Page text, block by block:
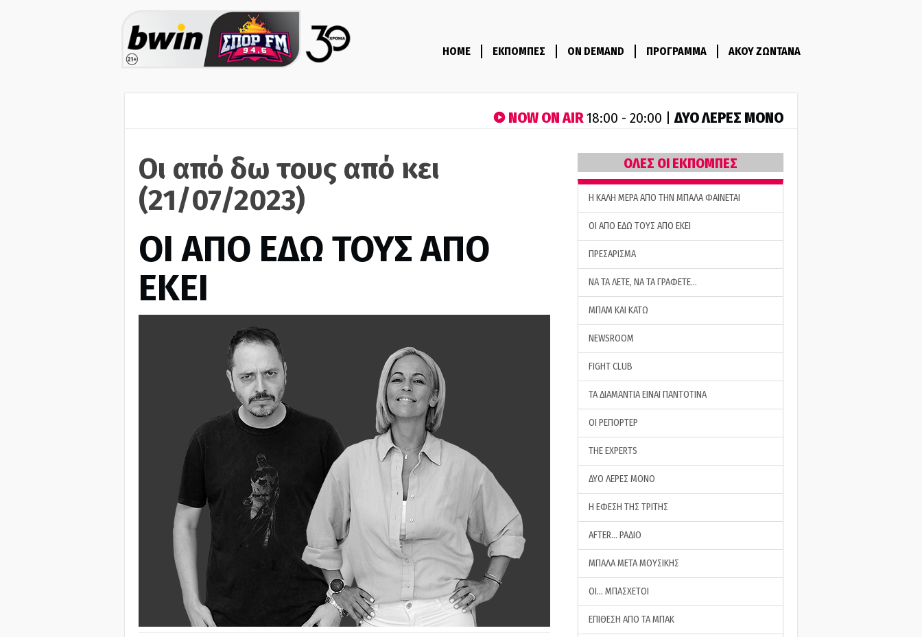
HOME ΕΚΠΟΜΠΕΣ ON DEMAND ΠΡΟΓΡΑΜΜΑ ΑΚΟΥ ΖΩΝΤΑΝΑ
NOW ON AIR18:00 - 20:00 |ΔΥΟ ΛΕΡΕΣ ΜΟΝΟ
Οι από δω τους από κει
(21/07/2023)
ΟΙ ΑΠΟ ΕΔΩ ΤΟΥΣ ΑΠΟ
ΕΚΕΙ
ΟΛΕΣ ΟΙ ΕΚΠΟΜΠΕΣ
H ΚΑΛΗ ΜΕΡΑ ΑΠΟ ΤΗΝ ΜΠΑΛΑ ΦΑΙΝΕΤΑΙ
ΟΙ ΑΠΟ ΕΔΩ ΤΟΥΣ ΑΠΟ ΕΚΕΙ
ΠΡΕΣΑΡΙΣΜΑ
ΝΑ ΤΑ ΛΕΤΕ, ΝΑ ΤΑ ΓΡΑΦΕΤΕ…
ΜΠΑΜ ΚΑΙ ΚΑΤΩ
NEWSROOM
FIGHT CLUB
ΤΑ ΔΙΑΜΑΝΤΙΑ ΕΙΝΑΙ ΠΑΝΤΟΤΙΝΑ
ΟΙ ΡΕΠΟΡΤΕΡ
THE EXPERTS
ΔΥΟ ΛΕΡΕΣ ΜΟΝΟ
Η ΕΦΕΣΗ ΤΗΣ ΤΡΙΤΗΣ
AFTER… ΡΑΔΙΟ
ΜΠΑΛΑ ΜΕΤΑ ΜΟΥΣΙΚΗΣ
ΟΙ… ΜΠΑΣΧΕΤΟΙ
ΕΠΙΘΕΣΗ ΑΠΟ ΤΑ ΜΠΑΚ